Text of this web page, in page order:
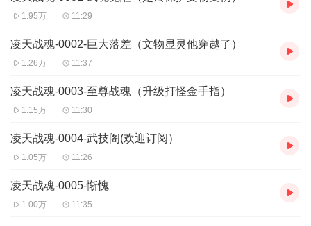
【作者介绍】拓跋流云：逐浪小说网签约作者，擅长写玄幻、异界
等类型小说题材，代表作《镇国神婿》
【主播介绍】
文滔、五毛、瑾泗鬼
1.95万 11:29
凌天战魂-0002-巨大落差（文物显灵他穿越了）
1.26万 11:37
凌天战魂-0003-至尊战魂（升级打怪金手指）
1.15万 11:30
凌天战魂-0004-武技阁(欢迎订阅）
1.05万 11:26
凌天战魂-0005-惭愧
1.00万 11:35